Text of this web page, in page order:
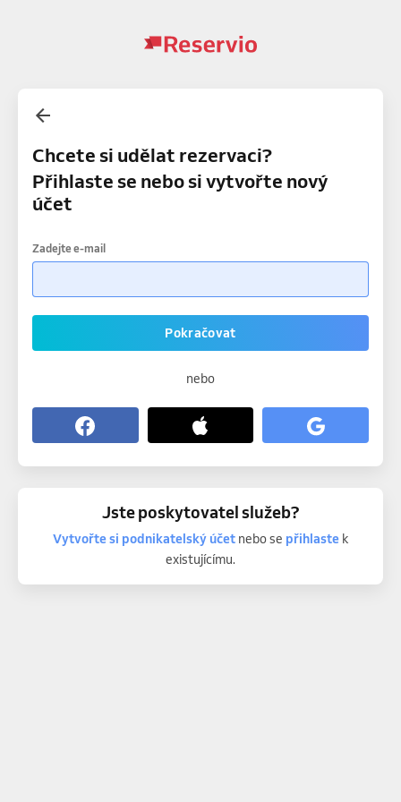
Chcete si udělat rezervaci?
Přihlaste se nebo si vytvořte nový
účet
Zadejte e-mail
Pokračovat
nebo
Jste poskytovatel služeb?
Vytvořte si podnikatelský účetnebo se přihlastek
existujícímu.